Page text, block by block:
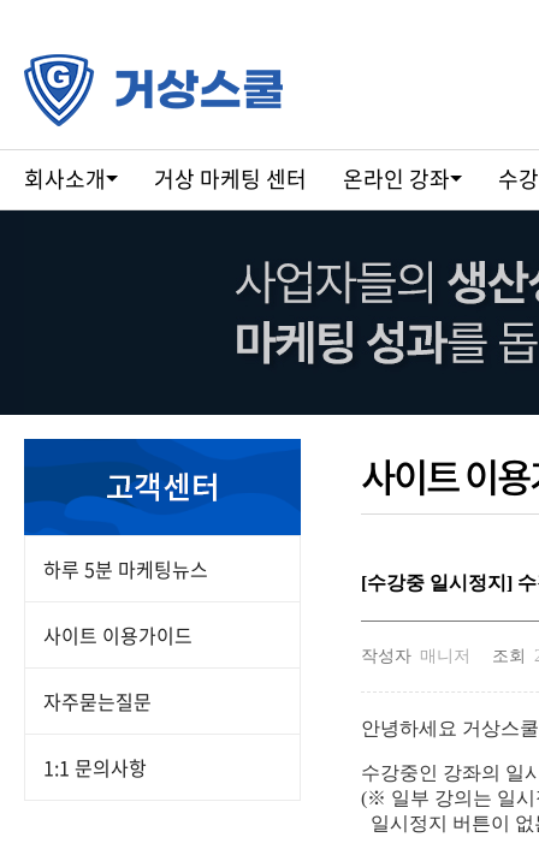
회사소개 거상 마케팅 센터 온라인 강좌 수
사이트 이
[수강중 일시정지]
작성자 매니저 조회
안녕하세요 거상스
수강중인 강좌의 일
(※ 일부 강의는 일시
일시정지 버튼이
하루 5분 마케팅뉴스
사이트 이용가이드
자주묻는질문
1:1 문의사항